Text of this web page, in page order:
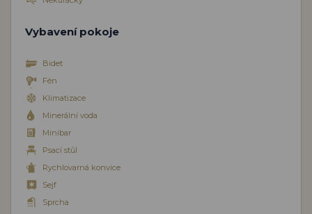
Vybavení pokoje
Bidet
Fén
Klimatizace
Minerální voda
Minibar
Psací stůl
Rychlovarná konvice
Sejf
Sprcha